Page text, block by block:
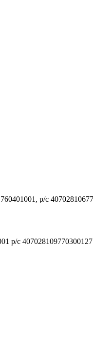
р/с
р/с